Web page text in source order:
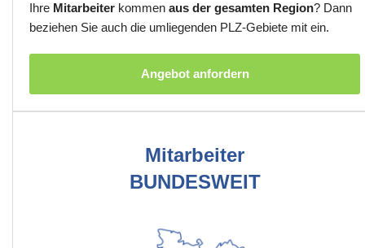
Ihre Mitarbeiter kommen aus der gesamten Region? Dann
beziehen Sie auch die umliegenden PLZ-Gebiete mit ein.
Angebot anfordern
Mitarbeiter
BUNDESWEIT